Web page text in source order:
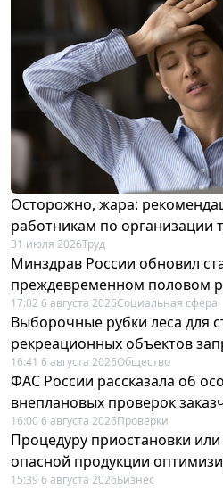
Осторожно, жара:
работникам по организации
31 июля 2026Труд
Минздрав России обновил
преждевременном половом
17:02 6 августа 2026Социальная сфера
Выборочные рубки леса для
рекреационных объектов
16:41 6 августа 2026Общество
ФАС России рассказала об
внеплановых проверок
16:00 6 августа 2026Проверки
Процедуру приостановки
опасной продукции
15:39 6 августа 2026Бизнес